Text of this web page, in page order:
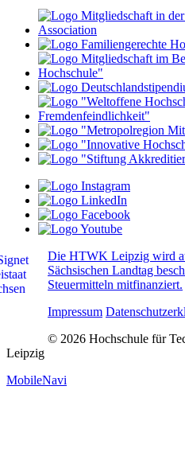
Die HTWK Leipzig wird
Sächsischen Landtag
Steuermitteln mitfinanziert.
Impressum
© 2026 Hochschule für
Leipzig
MobileNavi